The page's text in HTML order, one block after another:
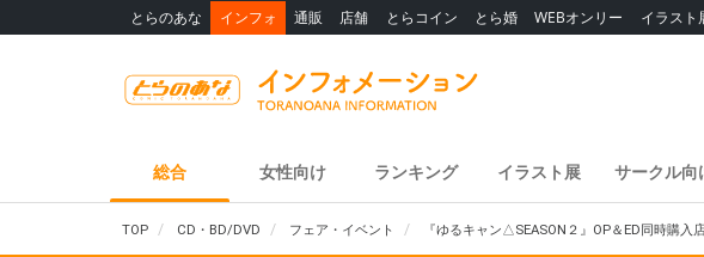
とらのあな インフォ 通販 店舗 とらコイン とら婚 WEBオンリー イラスト
総合 女性向け ランキング イラスト展 サークル向
TOP CD・BD/DVD フェア・イベント 『ゆるキャン△SEASON２』OP＆ED同時購入